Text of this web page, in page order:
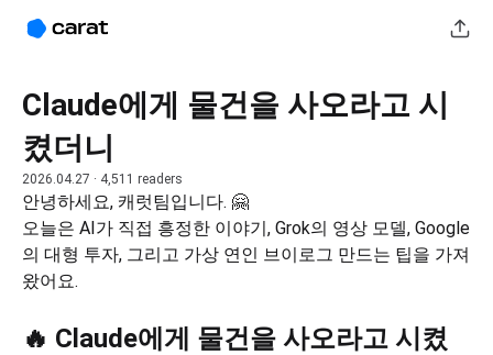
Claude에게 물건을 사오라고 시
켰더니
2026.04.27 · 4,511 readers
안녕하세요, 캐럿팀입니다. 🤗
오늘은 AI가 직접 흥정한 이야기, Grok의 영상 모델, Google
의 대형 투자, 그리고 가상 연인 브이로그 만드는 팁을 가져
왔어요.
🔥 Claude에게 물건을 사오라고 시켰